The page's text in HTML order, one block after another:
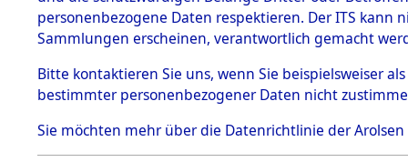
5.3
Todesmärsche
5.3.1 Alliierte
Erhebungen
zu
Todesmärsch
en
5.3.2
Toter aus
Ort ihrer
0003
personenbezogene Daten respektieren. Der ITS
Sammlungen erscheinen, verantwortlich gemacht
Bitte kontaktieren Sie uns, wenn Sie beispielsweiser
bestimmter personenbezogener Daten nicht
Sie möchten mehr über die Datenrichtlinie der Arolsen